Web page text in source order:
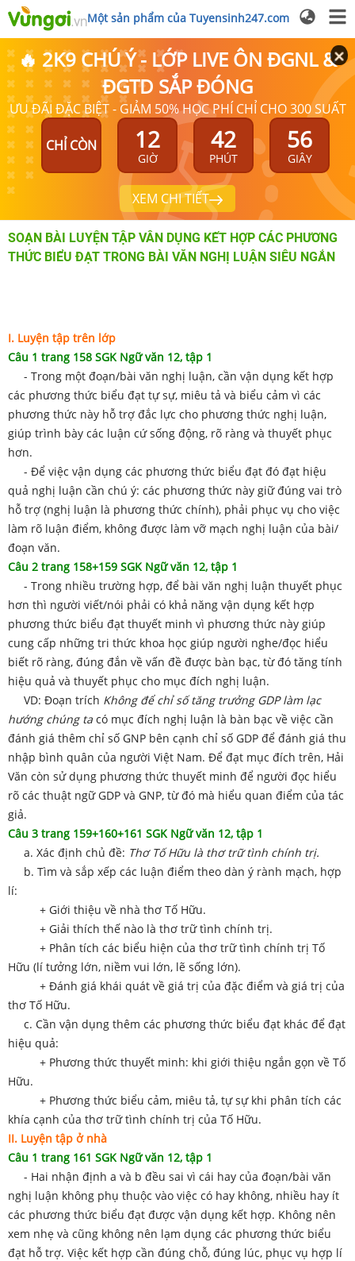
Một sản phẩm của Tuyensinh247.com
🔥 2K9 CHÚ Ý - LỚP LIVE ÔN ĐGNL &
ĐGTD SẮP ĐÓNG
ƯU ĐÃI ĐẶC BIỆT - GIẢM 50% HỌC PHÍ CHỈ CHO 300 SUẤT
CHỈ CÒN 12
GIỜ
42
PHÚT
56
GIÂY
XEM CHI TIẾT
SOẠN BÀI LUYỆN TẬP VÂN DỤNG KẾT HỢP CÁC PHƯƠNG
THỨC BIỂU ĐẠT TRONG BÀI VĂN NGHỊ LUẬN SIÊU NGẮN
I. Luyện tập trên lớp
Câu 1 trang 158 SGK Ngữ văn 12, tập 1
- Trong một đoạn/bài văn nghị luận, cần vận dụng kết hợp
các phương thức biểu đạt tự sự, miêu tả và biểu cảm vì các
phương thức này hỗ trợ đắc lực cho phương thức nghị luận,
giúp trình bày các luận cứ sống động, rõ ràng và thuyết phục
hơn.
- Để việc vận dụng các phương thức biểu đạt đó đạt hiệu
quả nghị luận cần chú ý: các phương thức này giữ đúng vai trò
hỗ trợ (nghị luận là phương thức chính), phải phục vụ cho việc
làm rõ luận điểm, không được làm vỡ mạch nghị luận của bài/
đoạn văn.
Câu 2 trang 158+159 SGK Ngữ văn 12, tập 1
- Trong nhiều trường hợp, để bài văn nghị luận thuyết phục
hơn thì người viết/nói phải có khả năng vận dụng kết hợp
phương thức biểu đạt thuyết minh vì phương thức này giúp
cung cấp những tri thức khoa học giúp người nghe/đọc hiểu
biết rõ ràng, đúng đắn về vấn đề được bàn bạc, từ đó tăng tính
hiệu quả và thuyết phục cho mục đích nghị luận.
VD: Đoạn trích Không để chỉ số tăng trưởng GDP làm lạc
hướng chúng ta có mục đích nghị luận là bàn bạc về việc cần
đánh giá thêm chỉ số GNP bên cạnh chỉ số GDP để đánh giá thu
nhập bình quân của người Việt Nam. Để đạt mục đích trên, Hải
Văn còn sử dụng phương thức thuyết minh để người đọc hiểu
rõ các thuật ngữ GDP và GNP, từ đó mà hiểu quan điểm của tác
giả.
Câu 3 trang 159+160+161 SGK Ngữ văn 12, tập 1
a. Xác định chủ đề: Thơ Tố Hữu là thơ trữ tình chính trị.
b. Tìm và sắp xếp các luận điểm theo dàn ý rành mạch, hợp
lí:
+ Giới thiệu về nhà thơ Tố Hữu.
+ Giải thích thế nào là thơ trữ tình chính trị.
+ Phân tích các biểu hiện của thơ trữ tình chính trị Tố
Hữu (lí tưởng lớn, niềm vui lớn, lẽ sống lớn).
+ Đánh giá khái quát về giá trị của đặc điểm và giá trị của
thơ Tố Hữu.
c. Cần vận dụng thêm các phương thức biểu đạt khác để đạt
hiệu quả:
+ Phương thức thuyết minh: khi giới thiệu ngắn gọn về Tố
Hữu.
+ Phương thức biểu cảm, miêu tả, tự sự khi phân tích các
khía cạnh của thơ trữ tình chính trị của Tố Hữu.
II. Luyện tập ở nhà
Câu 1 trang 161 SGK Ngữ văn 12, tập 1
- Hai nhận định a và b đều sai vì cái hay của đoạn/bài văn
nghị luận không phụ thuộc vào việc có hay không, nhiều hay ít
các phương thức biểu đạt được vận dụng kết hợp. Không nên
xem nhẹ và cũng không nên lạm dụng các phương thức biểu
đạt hỗ trợ. Việc kết hợp cần đúng chỗ, đúng lúc, phục vụ hợp lí